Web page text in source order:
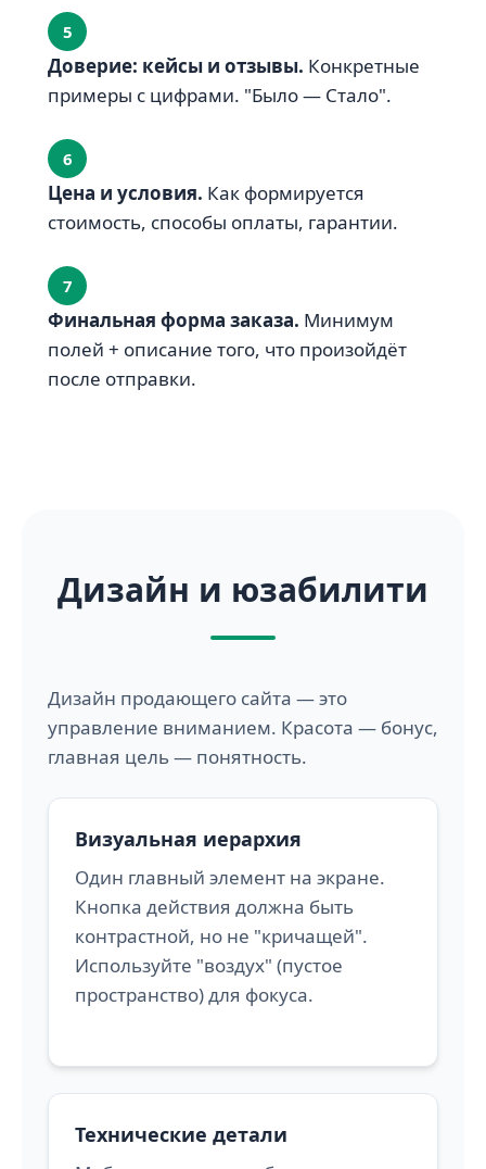
5
Доверие: кейсы и отзывы. Конкретные
примеры с цифрами. "Было — Стало".
6
Цена и условия. Как формируется
стоимость, способы оплаты, гарантии.
7
Финальная форма заказа. Минимум
полей + описание того, что произойдёт
после отправки.
Дизайн и юзабилити
Дизайн продающего сайта — это
управление вниманием. Красота — бонус,
главная цель — понятность.
Визуальная иерархия
Один главный элемент на экране.
Кнопка действия должна быть
контрастной, но не "кричащей".
Используйте "воздух" (пустое
пространство) для фокуса.
Технические детали